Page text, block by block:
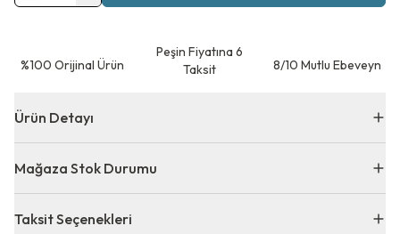
⁠%100 Orijinal Ürün
Peşin Fiyatına 6
Taksit
8/10 Mutlu Ebeveyn
Ürün Detayı
Mağaza Stok Durumu
Taksit Seçenekleri